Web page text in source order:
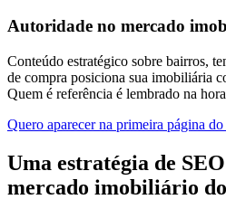
Autoridade no mercado
Conteúdo estratégico sobre bairros,
de compra posiciona sua imobiliária
Quem é referência é lembrado na
Quero aparecer na primeira página
Uma estratégia de
mercado imobiliário